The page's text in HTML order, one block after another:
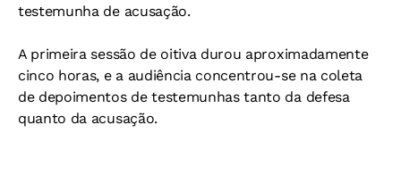
testemunha de acusação.
A primeira sessão de oitiva durou aproximadamente
cinco horas, e a audiência concentrou-se na coleta
de depoimentos de testemunhas tanto da defesa
quanto da acusação.